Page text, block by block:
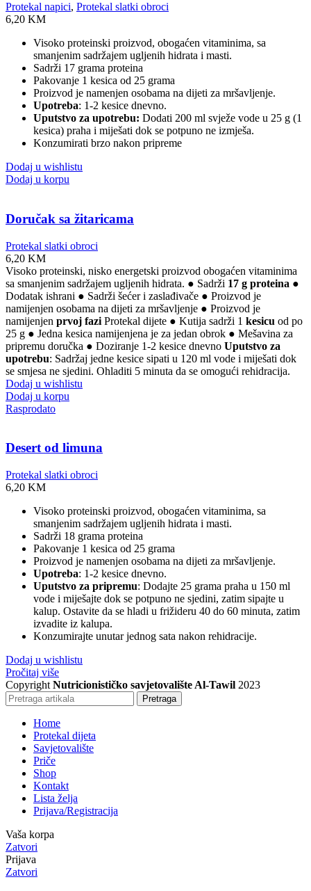
Protekal napici, Protekal slatki obroci
6,20 KM
Visoko proteinski proizvod, obogaćen vitaminima, sa
smanjenim sadržajem ugljenih hidrata i masti.
Sadrži 17 grama proteina
Pakovanje 1 kesica od 25 grama
Proizvod je namenjen osobama na dijeti za mršavljenje.
Upotreba: 1-2 kesice dnevno.
Uputstvo za upotrebu: Dodati 200 ml svježe vode u 25 g (1
kesica) praha i miješati dok se potpuno ne izmješa.
Konzumirati brzo nakon pripreme
Dodaj u wishlistu
Dodaj u korpu
Doručak sa žitaricama
Protekal slatki obroci
6,20 KM
Visoko proteinski, nisko energetski proizvod obogaćen vitaminima
sa smanjenim sadržajem ugljenih hidrata. ● Sadrži 17 g proteina ●
Dodatak ishrani ● Sadrži šećer i zaslađivače ● Proizvod je
namijenjen osobama na dijeti za mršavljenje ● Proizvod je
namijenjen prvoj fazi Protekal dijete ● Kutija sadrži 1 kesicu od po
25 g ● Jedna kesica namijenjena je za jedan obrok ● Mešavina za
pripremu doručka ● Doziranje 1-2 kesice dnevno Uputstvo za
upotrebu: Sadržaj jedne kesice sipati u 120 ml vode i miješati dok
se smjesa ne sjedini. Ohladiti 5 minuta da se omogući rehidracija.
Dodaj u wishlistu
Dodaj u korpu
Rasprodato
Desert od limuna
Protekal slatki obroci
6,20 KM
Visoko proteinski proizvod, obogaćen vitaminima, sa
smanjenim sadržajem ugljenih hidrata i masti.
Sadrži 18 grama proteina
Pakovanje 1 kesica od 25 grama
Proizvod je namenjen osobama na dijeti za mršavljenje.
Upotreba: 1-2 kesice dnevno.
Uputstvo za pripremu: Dodajte 25 grama praha u 150 ml
vode i miješajte dok se potpuno ne sjedini, zatim sipajte u
kalup. Ostavite da se hladi u frižideru 40 do 60 minuta, zatim
izvadite iz kalupa.
Konzumirajte unutar jednog sata nakon rehidracije.
Dodaj u wishlistu
Pročitaj više
Copyright Nutricionističko savjetovalište Al-Tawil 2023
Pretraga
Home
Protekal dijeta
Savjetovalište
Priče
Shop
Kontakt
Lista želja
Prijava/Registracija
Vaša korpa
Zatvori
Prijava
Zatvori